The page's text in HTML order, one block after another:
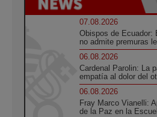
07.08.2026
Obispos de Ecuador:
no admite premuras
06.08.2026
Cardenal Parolin: La
empatía al dolor del
06.08.2026
Fray Marco Vianelli:
de la Paz en la